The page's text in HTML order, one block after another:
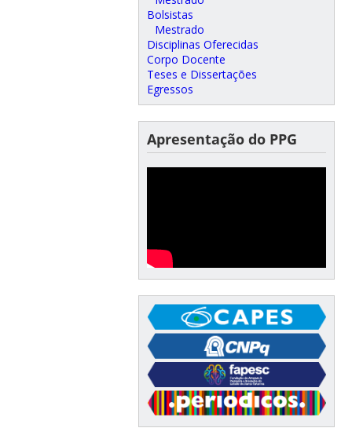
Bolsistas
Mestrado
Disciplinas Oferecidas
Corpo Docente
Teses e Dissertações
Egressos
Apresentação do PPG